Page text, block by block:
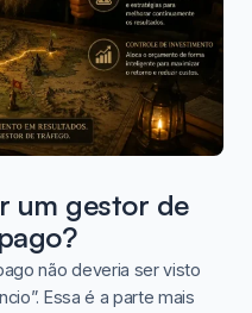
um gestor de
não deveria ser visto
Essa é a parte mais